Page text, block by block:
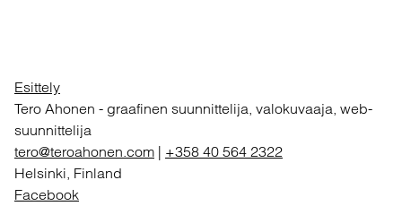
Esittely
Tero Ahonen - graafinen suunnittelija, valokuvaaja, web-
suunnittelija
tero@teroahonen.com | +358 40 564 2322
Helsinki, Finland
Facebook